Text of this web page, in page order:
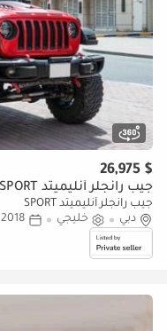
$ 26,975
جيب رانجلر أنليميتد SPORT
جيب رانجلر أنليميتد SPORT
دبي
خليجي 2018